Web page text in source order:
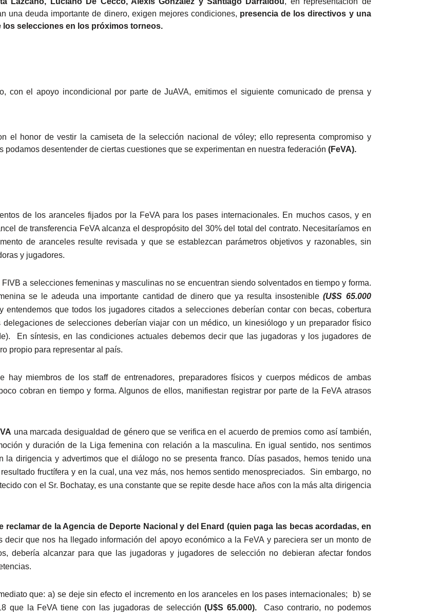
una deuda importante de dinero, exigen mejores condiciones, presencia de los directivos y una
selecciones en los próximos torneos.
con el apoyo incondicional por parte de JuAVA, emitimos el siguiente comunicado de prensa y
el honor de vestir la camiseta de la selección nacional de vóley; ello representa compromiso y
podamos desentender de ciertas cuestiones que se experimentan en nuestra federación(FeVA).
de los aranceles fijados por la FeVA para los pases internacionales. En muchos casos, y en
de transferencia FeVA alcanza el despropósito del 30% del total del contrato. Necesitaríamos en
de aranceles resulte revisada y que se establezcan parámetros objetivos y razonables, sin
y jugadores.
a selecciones femeninas y masculinas no se encuentran siendo solventados en tiempo y forma.
se le adeuda una importante cantidad de dinero que ya resulta insostenible(U$S 65.000
entendemos que todos los jugadores citados a selecciones deberían contar con becas, cobertura
de selecciones deberían viajar con un médico, un kinesiólogo y un preparador físico
En síntesis, en las condiciones actuales debemos decir que las jugadoras y los jugadores de
propio para representar al país.
hay miembros de los staff de entrenadores, preparadores físicos y cuerpos médicos de ambas
cobran en tiempo y forma. Algunos de ellos, manifiestan registrar por parte de la FeVA atrasos
una marcada desigualdad de género que se verifica en el acuerdo de premios como así también,
y duración de la Liga femenina con relación a la masculina. En igual sentido, nos sentimos
la dirigencia y advertimos que el diálogo no se presenta franco. Días pasados, hemos tenido una
fructífera y en la cual, una vez más, nos hemos sentido menospreciados. Sin embargo, no
con el Sr. Bochatay, es una constante que se repite desde hace años con la más alta dirigencia
reclamar de la Agencia de Deporte Nacional y del Enard (quien paga las becas acordadas, en
decir que nos ha llegado información del apoyo económico a la FeVA y pareciera ser un monto de
debería alcanzar para que las jugadoras y jugadores de selección no debieran afectar fondos
que: a) se deje sin efecto el incremento en los aranceles en los pases internacionales; b) se
que la FeVA tiene con las jugadoras de selección(U$S 65.000).
Caso contrario, no podemos